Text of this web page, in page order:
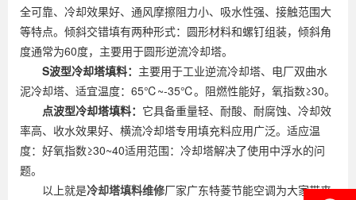
全可靠、冷却效果好、通风摩擦阻力小、吸水性强、接触范围大
等特点。倾斜交错填有两种形式：圆形材料和螺钉组装，倾斜角
度通常为60度，主要用于圆形逆流冷却塔。
S波型冷却塔填料： 主要用于工业逆流冷却塔、电厂双曲水
泥冷却塔、适宜温度：65℃~-35℃。阻燃性能好，氧指数≥30。
点波型冷却塔填料： 它具备重量轻、耐酸、耐腐蚀、冷却效
率高、收水效果好、横流冷却塔专用填充料应用广泛。适应温
度：好氧指数≥30~40适用范围：冷却塔解决了使用中浮水的问
题。
以上就是冷却塔填料维修厂家广东特菱节能空调为大家带来